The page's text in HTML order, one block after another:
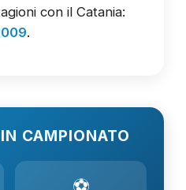
con il Catania:
.
CAMPIONATO